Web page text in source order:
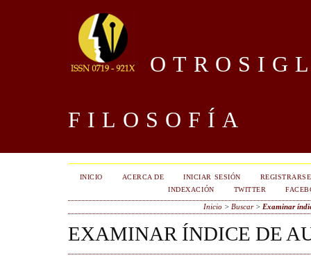
FILOSOFÍA
INICIO ACERCA DE INICIAR SESIÓN
REGISTRARSE
INDEXACIÓN
TWITTER
Inicio > Buscar> Examinar
EXAMINAR ÍNDICE DE